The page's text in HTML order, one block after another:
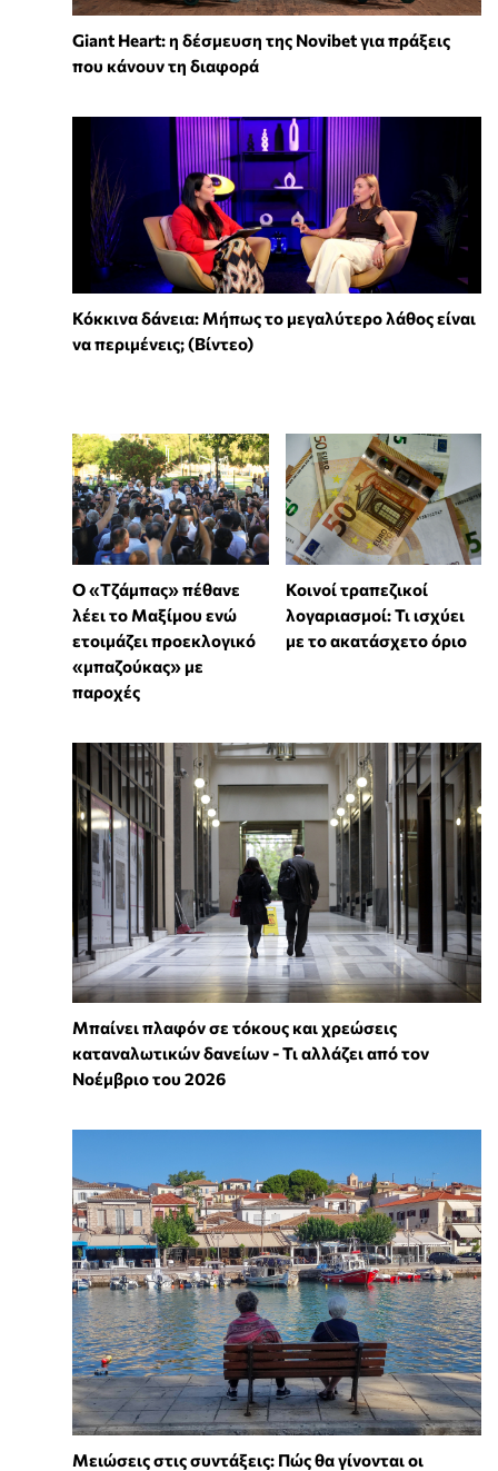
Giant Heart: η δέσμευση της Novibet για πράξεις
που κάνουν τη διαφορά
Κόκκινα δάνεια: Μήπως το μεγαλύτερο λάθος είναι
να περιμένεις; (Βίντεο)
Ο «Τζάμπας» πέθανε
λέει το Μαξίμου ενώ
ετοιμάζει προεκλογικό
«μπαζούκας» με
παροχές
Κοινοί τραπεζικοί
λογαριασμοί: Τι ισχύει
με το ακατάσχετο όριο
Μπαίνει πλαφόν σε τόκους και χρεώσεις
καταναλωτικών δανείων - Τι αλλάζει από τον
Νοέμβριο του 2026
Μειώσεις στις συντάξεις: Πώς θα γίνονται οι